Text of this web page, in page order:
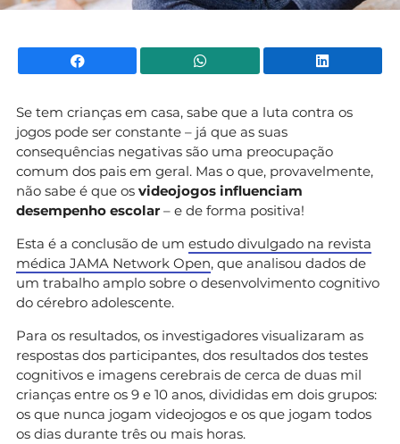
Facebook WhatsApp
Se tem crianças em casa, sabe que a luta contra os
jogos pode ser constante – já que as suas
consequências negativas são uma preocupação
comum dos pais em geral. Mas o que, provavelmente,
não sabe é que os videojogos influenciam
desempenho escolar – e de forma positiva!
Esta é a conclusão de um estudo divulgado na revista
médica JAMA Network Open, que analisou dados de
um trabalho amplo sobre o desenvolvimento cognitivo
do cérebro adolescente.
Para os resultados, os investigadores visualizaram as
respostas dos participantes, dos resultados dos testes
cognitivos e imagens cerebrais de cerca de duas mil
crianças entre os 9 e 10 anos, divididas em dois grupos:
os que nunca jogam videojogos e os que jogam todos
os dias durante três ou mais horas.